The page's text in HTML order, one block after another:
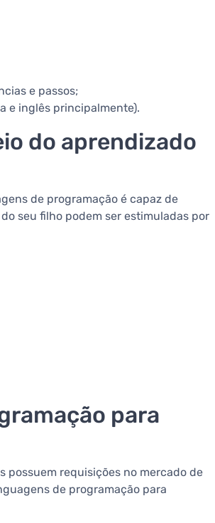
e passos;
e inglês principalmente).
do aprendizado
de programação é capaz de
seu filho podem ser estimuladas por
para
possuem requisições no mercado de
de programação para